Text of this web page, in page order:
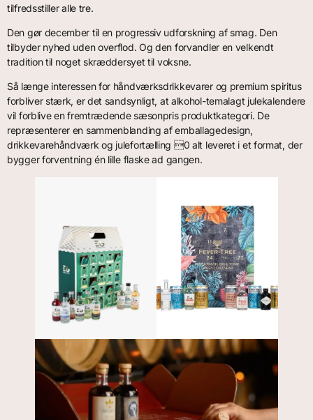
tilfredsstiller alle tre.
Den gør december til en progressiv udforskning af smag. Den
tilbyder nyhed uden overflod. Og den forvandler en velkendt
tradition til noget skræddersyet til voksne.
Så længe interessen for håndværksdrikkevarer og premium spiritus
forbliver stærk, er det sandsynligt, at alkohol-temalagt julekalendere
vil forblive en fremtrædende sæsonpris produktkategori. De
repræsenterer en sammenblanding af emballagedesign,
drikkevarehåndværk og julefortælling 0 alt leveret i et format, der
bygger forventning én lille flaske ad gangen.